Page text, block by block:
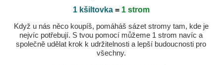
1 kšiltovka= 1 strom
Když u nás něco koupíš, pomáháš sázet stromy tam, kde je
nejvíc potřebují. S tvou pomocí můžeme 1 strom navíc a
společně udělat krok k udržitelnosti a lepší budoucnosti pro
všechny.